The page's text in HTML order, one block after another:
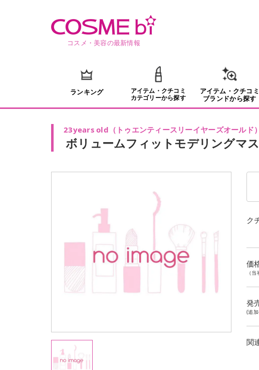
コスメ・美容の最新情報
ランキング
アイテム・クチコミ
カテゴリーから探す
アイテム・クチコミ
ブランドから探す
23years old （ トゥエンティースリーイヤーズオールド）
ボリュームフィットモデリングマ
ク
価
（当
発
(追
関